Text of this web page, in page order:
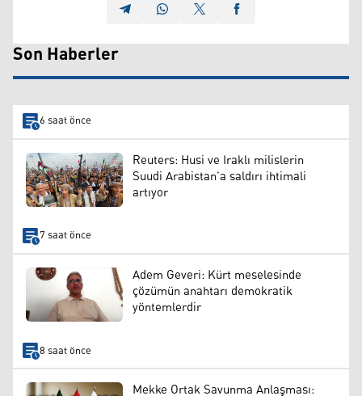
Son Haberler
6 saat önce
Reuters: Husi ve Iraklı milislerin
Suudi Arabistan’a saldırı ihtimali
artıyor
7 saat önce
Adem Geveri: Kürt meselesinde
çözümün anahtarı demokratik
yöntemlerdir
8 saat önce
Mekke Ortak Savunma Anlaşması: